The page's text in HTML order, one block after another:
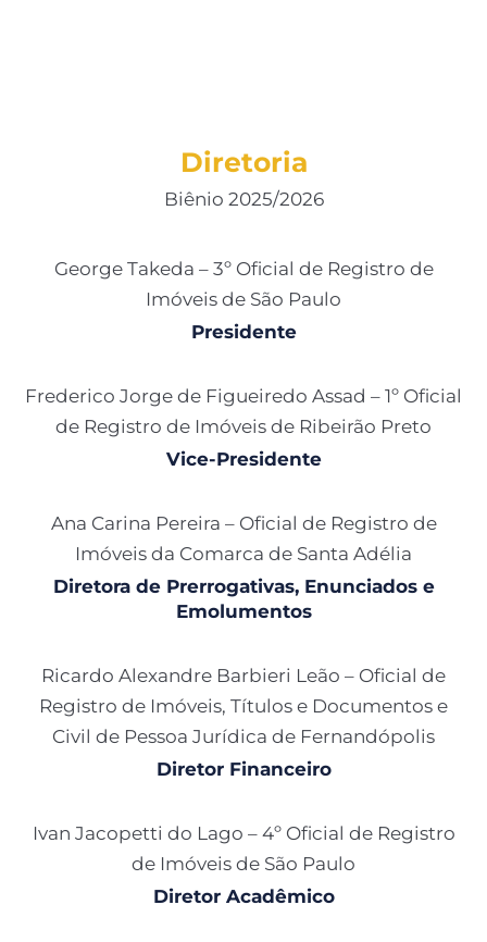
Diretoria
Biênio 2025/2026
George Takeda – 3º Oficial de Registro de
Imóveis de São Paulo
Presidente
Frederico Jorge de Figueiredo Assad – 1º Oficial
de Registro de Imóveis de Ribeirão Preto
Vice-Presidente
Ana Carina Pereira – Oficial de Registro de
Imóveis da Comarca de Santa Adélia
Diretora de Prerrogativas, Enunciados e
Emolumentos
Ricardo Alexandre Barbieri Leão – Oficial de
Registro de Imóveis, Títulos e Documentos e
Civil de Pessoa Jurídica de Fernandópolis
Diretor Financeiro
Ivan Jacopetti do Lago – 4º Oficial de Registro
de Imóveis de São Paulo
Diretor Acadêmico